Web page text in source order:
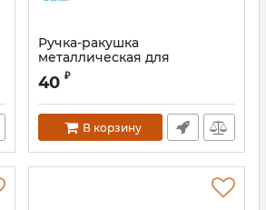
Ручка-ракушка
металлическая для
внешнего закрывания
балконной двери белая
40 ₽
В корзину